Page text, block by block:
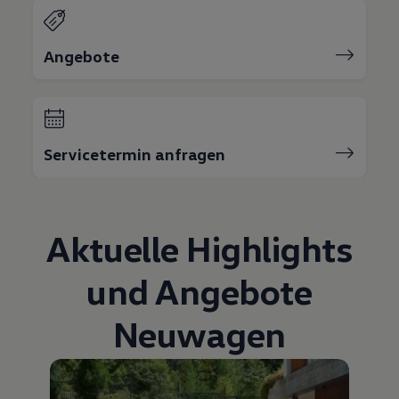
Uptime
Angebote
Servicetermin anfragen
Aktuelle Highlights
und Angebote
Neuwagen